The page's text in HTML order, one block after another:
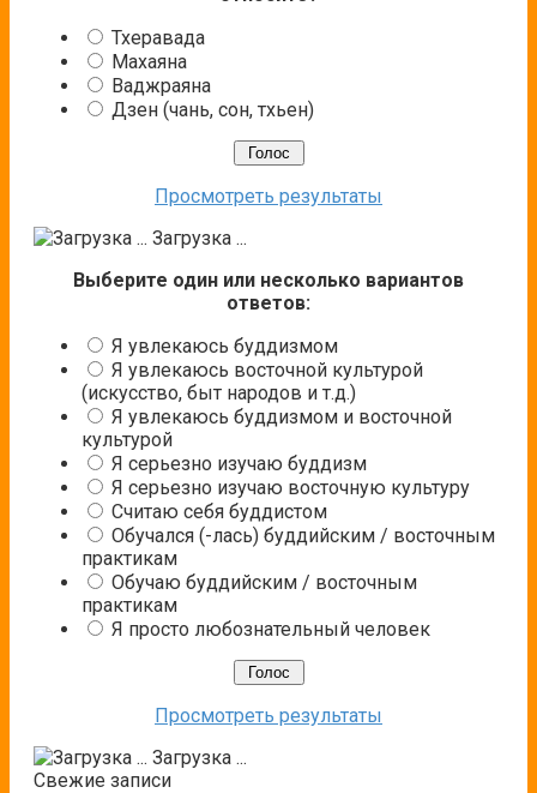
Тхеравада
Махаяна
Ваджраяна
Дзен (чань, сон, тхьен)
Просмотреть результаты
Загрузка ...
Выберите один или несколько вариантов
ответов:
Я увлекаюсь буддизмом
Я увлекаюсь восточной культурой
(искусство, быт народов и т.д.)
Я увлекаюсь буддизмом и восточной
культурой
Я серьезно изучаю буддизм
Я серьезно изучаю восточную культуру
Считаю себя буддистом
Обучался (-лась) буддийским / восточным
практикам
Обучаю буддийским / восточным
практикам
Я просто любознательный человек
Просмотреть результаты
Загрузка ...
Свежие записи